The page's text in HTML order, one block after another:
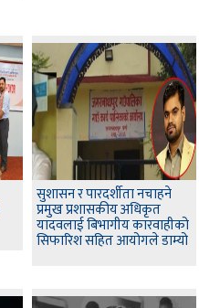
सुशासन र पारदर्शीता नचाहने
प्रमुख प्रशासकीय अधिकृत
यादवलाई बिभागीय कारवाहीको
सिफारिश सहित आयोगले डाम्यो